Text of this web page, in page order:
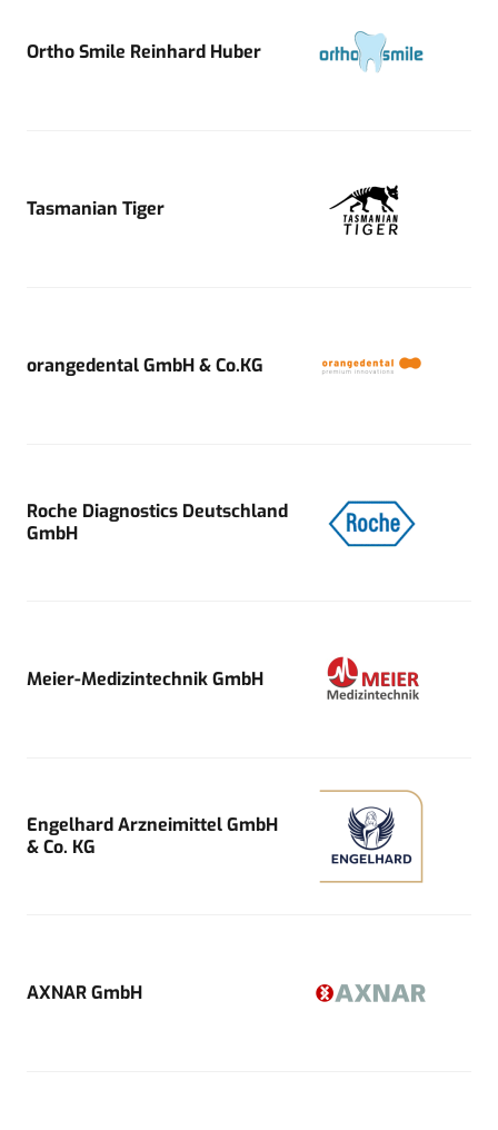
Ortho Smile Reinhard Huber
Tasmanian Tiger
orangedental GmbH & Co.KG
Roche Diagnostics Deutschland
GmbH
Meier-Medizintechnik GmbH
Engelhard Arzneimittel GmbH
& Co. KG
AXNAR GmbH